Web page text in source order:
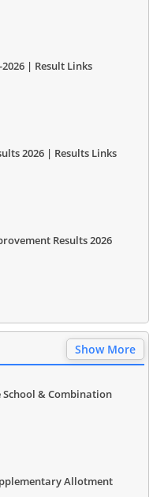
2026 | Result Links
2026 | Results Links
Results 2026
Show More
School & Combination
Allotment